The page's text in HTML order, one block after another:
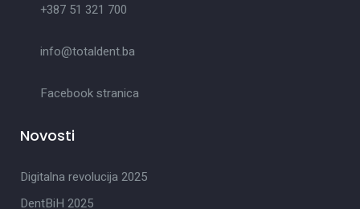
+387 51 321 700
info@totaldent.ba
Facebook stranica
Novosti
Digitalna revolucija 2025
DentBiH 2025